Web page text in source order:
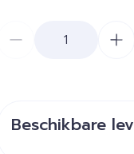
Beschikbare